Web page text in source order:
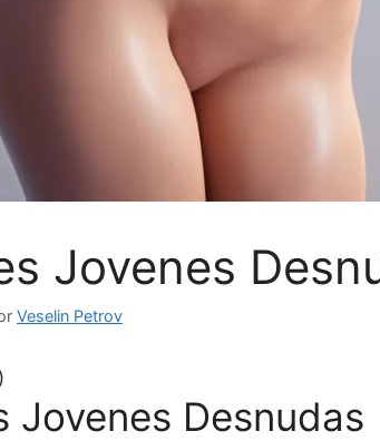
Jovenes
Veselin Petrov
)
Jovenes Desnudas